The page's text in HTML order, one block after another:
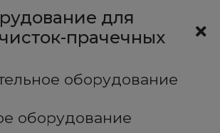
для
прачечных
оборудование
оборудование